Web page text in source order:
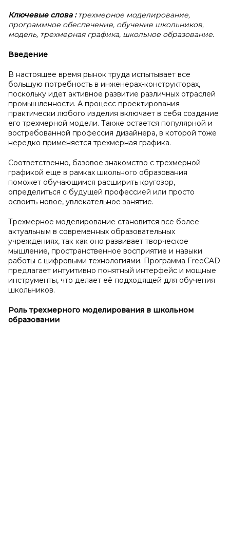
Ключевые слова :трехмерное моделирование,
программное обеспечение, обучение школьников,
модель, трехмерная графика, школьное образование.
Введение
В настоящее время рынок труда испытывает все
большую потребность в инженерах-конструкторах,
поскольку идет активное развитие различных отраслей
промышленности. А процесс проектирования
практически любого изделия включает в себя создание
его трехмерной модели. Также остается популярной и
востребованной профессия дизайнера, в которой тоже
нередко применяется трехмерная графика.
Соответственно, базовое знакомство с трехмерной
графикой еще в рамках школьного образования
поможет обучающимся расширить кругозор,
определиться с будущей профессией или просто
освоить новое, увлекательное занятие.
Трехмерное моделирование становится все более
актуальным в современных образовательных
учреждениях, так как оно развивает творческое
мышление, пространственное восприятие и навыки
работы с цифровыми технологиями. Программа FreeCAD
предлагает интуитивно понятный интерфейс и мощные
инструменты, что делает её подходящей для обучения
школьников.
Роль трехмерного моделирования в школьном
образовании